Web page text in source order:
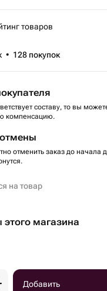
товаров
• 128 покупок
составу, то вы
компенсацию.
отменить заказ до начала
на товар
этого магазина
Добавить